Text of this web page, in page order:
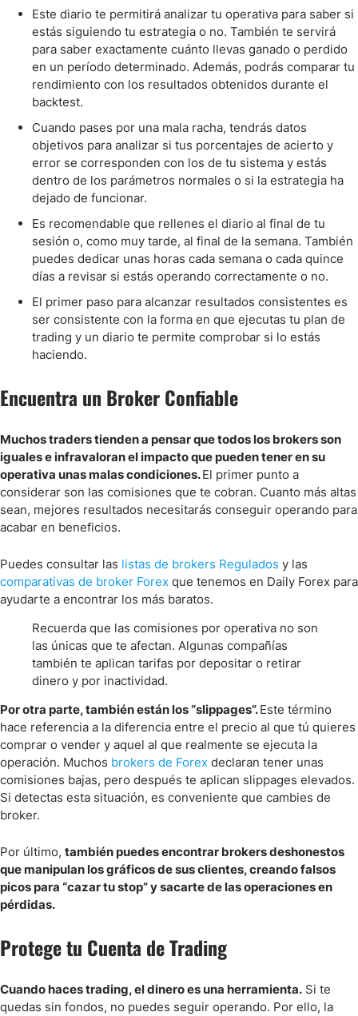
Este diario te permitirá analizar tu operativa para saber si
estás siguiendo tu estrategia o no. También te servirá
para saber exactamente cuánto llevas ganado o perdido
en un período determinado. Además, podrás comparar tu
rendimiento con los resultados obtenidos durante el
backtest.
Cuando pases por una mala racha, tendrás datos
objetivos para analizar si tus porcentajes de acierto y
error se corresponden con los de tu sistema y estás
dentro de los parámetros normales o si la estrategia ha
dejado de funcionar.
Es recomendable que rellenes el diario al final de tu
sesión o, como muy tarde, al final de la semana. También
puedes dedicar unas horas cada semana o cada quince
días a revisar si estás operando correctamente o no.
El primer paso para alcanzar resultados consistentes es
ser consistente con la forma en que ejecutas tu plan de
trading y un diario te permite comprobar si lo estás
haciendo.
Encuentra un Broker Confiable
Muchos traders tienden a pensar que todos los brokers son
iguales e infravaloran el impacto que pueden tener en su
operativa unas malas condiciones.El primer punto a
considerar son las comisiones que te cobran. Cuanto más altas
sean, mejores resultados necesitarás conseguir operando para
acabar en beneficios.
Puedes consultar las listas de brokers Regulados y las
comparativas de broker Forex que tenemos en Daily Forex para
ayudarte a encontrar los más baratos.
Recuerda que las comisiones por operativa no son
las únicas que te afectan. Algunas compañías
también te aplican tarifas por depositar o retirar
dinero y por inactividad.
Por otra parte, también están los “slippages”.Este término
hace referencia a la diferencia entre el precio al que tú quieres
comprar o vender y aquel al que realmente se ejecuta la
operación. Muchos brokers de Forex declaran tener unas
comisiones bajas, pero después te aplican slippages elevados.
Si detectas esta situación, es conveniente que cambies de
broker.
Por último, también puedes encontrar brokers deshonestos
que manipulan los gráficos de sus clientes, creando falsos
picos para “cazar tu stop” y sacarte de las operaciones en
pérdidas.
Protege tu Cuenta de Trading
Cuando haces trading, el dinero es una herramienta. Si te
quedas sin fondos, no puedes seguir operando. Por ello, la